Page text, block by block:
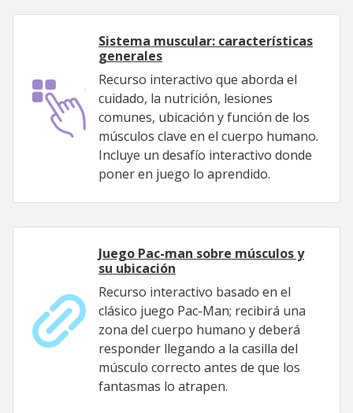
Sistema muscular: características
generales
Recurso interactivo que aborda el
cuidado, la nutrición, lesiones
comunes, ubicación y función de los
músculos clave en el cuerpo humano.
Incluye un desafío interactivo donde
poner en juego lo aprendido.
Juego Pac-man sobre músculos y
su ubicación
Recurso interactivo basado en el
clásico juego Pac-Man; recibirá una
zona del cuerpo humano y deberá
responder llegando a la casilla del
músculo correcto antes de que los
fantasmas lo atrapen.